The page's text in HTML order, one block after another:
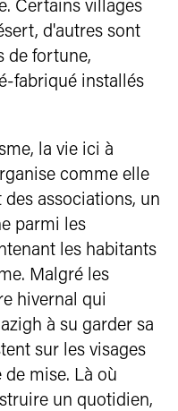
d'autres sont
de fortune,
fabriqué installés
la vie ici à
comme elle
associations, un
parmi les
les habitants
Malgré les
hivernal qui
à su garder sa
sur les visages
mise. Là où
un quotidien,